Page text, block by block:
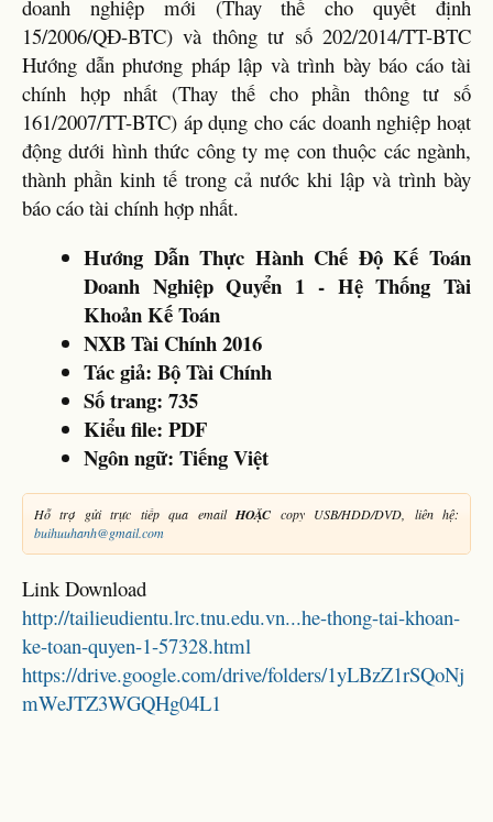
doanh nghiệp mới (Thay thế cho quyết định
15/2006/QĐ-BTC) và thông tư số 202/2014/TT-BTC
Hướng dẫn phương pháp lập và trình bày báo cáo tài
chính hợp nhất (Thay thế cho phần thông tư số
161/2007/TT-BTC) áp dụng cho các doanh nghiệp hoạt
động dưới hình thức công ty mẹ con thuộc các ngành,
thành phần kinh tế trong cả nước khi lập và trình bày
báo cáo tài chính hợp nhất.
Hướng Dẫn Thực Hành Chế Độ Kế Toán
Doanh Nghiệp Quyển 1 - Hệ Thống Tài
Khoản Kế Toán
NXB Tài Chính 2016
Tác giả: Bộ Tài Chính
Số trang: 735
Kiểu file: PDF
Ngôn ngữ: Tiếng Việt
Hỗ trợ gửi trực tiếp qua emailHOẶC copy USB/HDD/DVD, liên hệ:
buihuuhanh@gmail.com
Link Download
http://tailieudientu.lrc.tnu.edu.vn...he-thong-tai-khoan-
ke-toan-quyen-1-57328.html
https://drive.google.com/drive/folders/1yLBzZ1rSQoNj
mWeJTZ3WGQHg04L1